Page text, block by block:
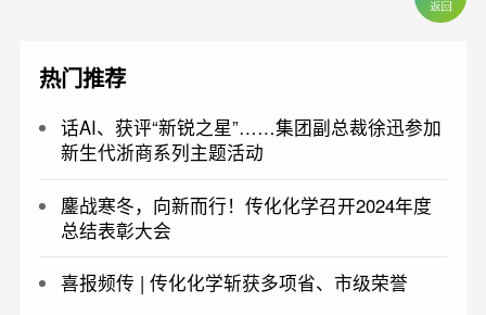
热门推荐
话AI、获评“新锐之星”……集团副总裁徐迅参加
新生代浙商系列主题活动
鏖战寒冬，向新而行！传化化学召开2024年度
总结表彰大会
喜报频传 | 传化化学斩获多项省、市级荣誉